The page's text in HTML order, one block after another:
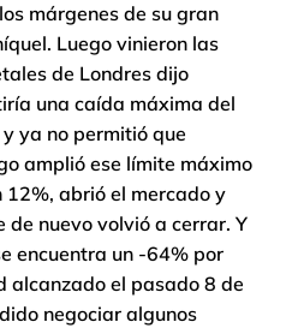
márgenes de su gran
Luego vinieron las
de Londres dijo
una caída máxima del
ya no permitió que
amplió ese límite máximo
abrió el mercado y
de nuevo volvió a cerrar. Y
encuentra un -64% por
alcanzado el pasado 8 de
negociar algunos